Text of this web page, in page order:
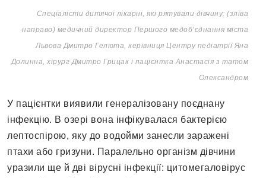
Спеціалісти дитячої лікарні, які рятували дівчину: (зліва
направо) медичний директор Першого медоб’єднання міста
Львова Дмитро Гелюта, керівниця Центру педіатрії Яна
Долинна, хірург Дмитро Грицак і пацієнтка Анастасія з татом
Олександром
У пацієнтки виявили генералізовану поєднану
інфекцію. В озері вона інфікувалася бактерією
лептоспірою, яку до водойми занесли заражені
птахи або гризуни. Паралельно організм дівчини
уразили ще й дві вірусні інфекції: цитомегаловірус